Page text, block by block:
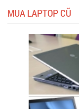
MUA LAPTOP CŨ